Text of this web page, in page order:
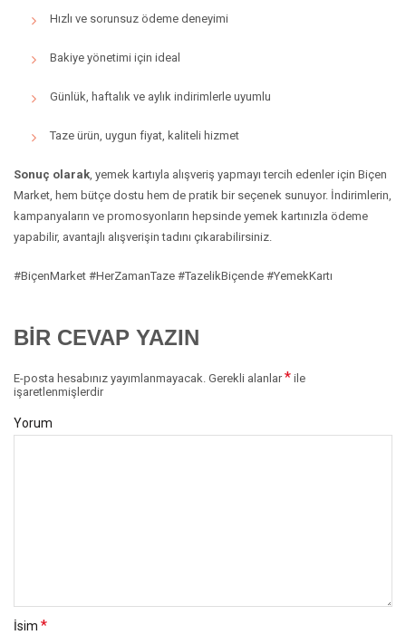
Hızlı ve sorunsuz ödeme deneyimi
Bakiye yönetimi için ideal
Günlük, haftalık ve aylık indirimlerle uyumlu
Taze ürün, uygun fiyat, kaliteli hizmet
Sonuç olarak, yemek kartıyla alışveriş yapmayı tercih edenler için Biçen
Market, hem bütçe dostu hem de pratik bir seçenek sunuyor. İndirimlerin,
kampanyaların ve promosyonların hepsinde yemek kartınızla ödeme
yapabilir, avantajlı alışverişin tadını çıkarabilirsiniz.
#BiçenMarket #HerZamanTaze #TazelikBiçende #YemekKartı
BIR CEVAP YAZIN
E-posta hesabınız yayımlanmayacak. Gerekli alanlar* ile
işaretlenmişlerdir
Yorum
İsim *